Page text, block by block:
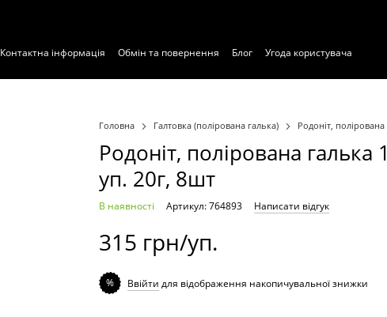
Контактна інформація Обмін та повернення Блог
Угода користувача
Головна Галтовка (полірована галька) Родоніт,
Родоніт, полірована галька
уп. 20г, 8шт
В наявності Артикул: 764893 Написати відгук
315 грн/уп.
% Ввійти для відображення накопичувальної знижки